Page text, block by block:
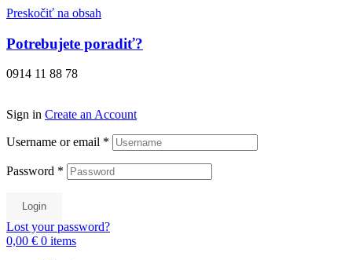
Preskočiť na obsah
Potrebujete poradiť?
0914 11 88 78
Sign in Create an Account
Username or email *
Password *
Login
Lost your password?
0,00 € 0 items